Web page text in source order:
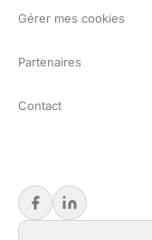
Gérer mes cookies
Partenaires
Contact